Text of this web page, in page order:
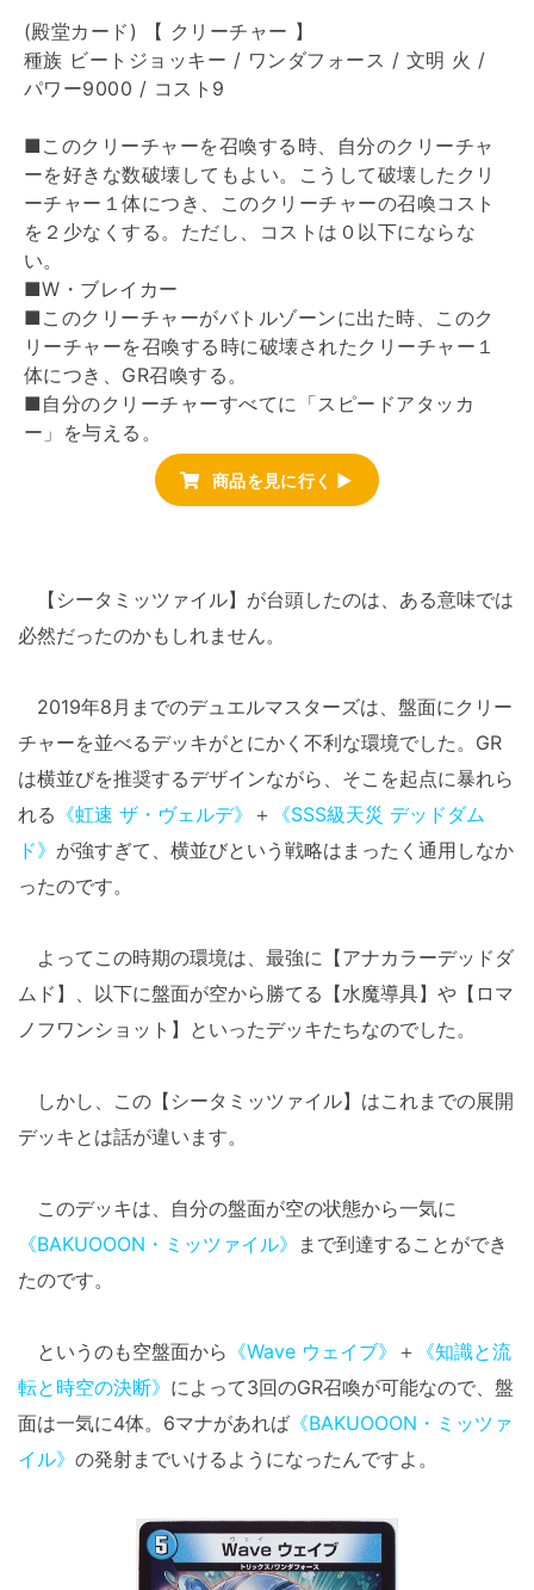
(殿堂カード) 【 クリーチャー 】
種族 ビートジョッキー / ワンダフォース / 文明 火 /
パワー9000 / コスト9
■このクリーチャーを召喚する時、自分のクリーチャ
ーを好きな数破壊してもよい。こうして破壊したクリ
ーチャー１体につき、このクリーチャーの召喚コスト
を２少なくする。ただし、コストは０以下にならな
い。
■W・ブレイカー
■このクリーチャーがバトルゾーンに出た時、このク
リーチャーを召喚する時に破壊されたクリーチャー１
体につき、GR召喚する。
■自分のクリーチャーすべてに「スピードアタッカ
ー」を与える。
商品を見に行く ▶
【シータミッツァイル】が台頭したのは、ある意味では
必然だったのかもしれません。
2019年8月までのデュエルマスターズは、盤面にクリー
チャーを並べるデッキがとにかく不利な環境でした。GR
は横並びを推奨するデザインながら、そこを起点に暴れら
れる 《虹速 ザ・ヴェルデ》 ＋ 《SSS級天災 デッドダム
ド》 が強すぎて、横並びという戦略はまったく通用しなか
ったのです。
よってこの時期の環境は、最強に【アナカラーデッドダ
ムド】、以下に盤面が空から勝てる【水魔導具】や【ロマ
ノフワンショット】といったデッキたちなのでした。
しかし、この【シータミッツァイル】はこれまでの展開
デッキとは話が違います。
このデッキは、自分の盤面が空の状態から一気に
《BAKUOOON・ミッツァイル》 まで到達することができ
たのです。
というのも空盤面から 《Wave ウェイブ》 ＋ 《知識と流
転と時空の決断》 によって3回のGR召喚が可能なので、盤
面は一気に4体。6マナがあれば 《BAKUOOON・ミッツァ
イル》 の発射までいけるようになったんですよ。